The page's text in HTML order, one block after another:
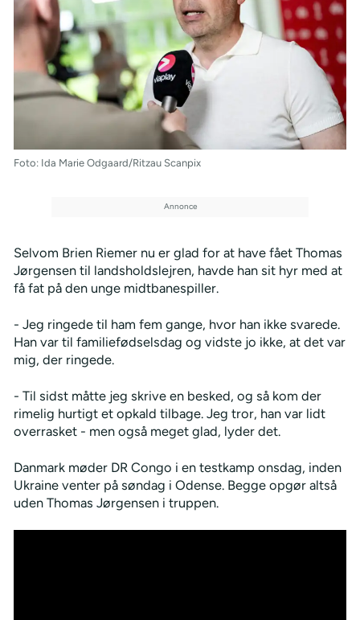
Foto: Ida Marie Odgaard/Ritzau Scanpix
Selvom Brien Riemer nu er glad for at have fået Thomas
Jørgensen til landsholdslejren, havde han sit hyr med at
få fat på den unge midtbanespiller.
- Jeg ringede til ham fem gange, hvor han ikke svarede.
Han var til familiefødselsdag og vidste jo ikke, at det var
mig, der ringede.
- Til sidst måtte jeg skrive en besked, og så kom der
rimelig hurtigt et opkald tilbage. Jeg tror, han var lidt
overrasket - men også meget glad, lyder det.
Danmark møder DR Congo i en testkamp onsdag, inden
Ukraine venter på søndag i Odense. Begge opgør altså
uden Thomas Jørgensen i truppen.